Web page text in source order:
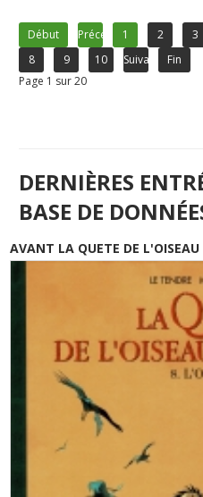
Début Précédent1 2 3
8
9 10 Suivant
Fin
Page 1 sur 20
DERNIÈRES
BASE DE
AVANT LA QUETE DE